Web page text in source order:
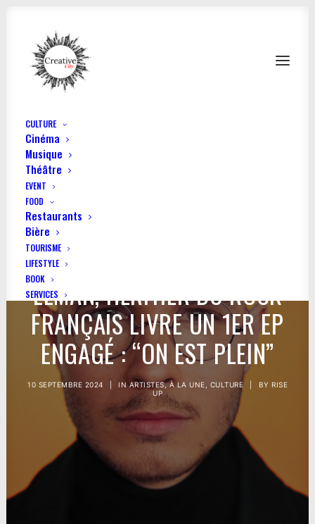
CULTURE
Cinéma
Musique
Théâtre
EVENT
FOOD
Restaurants
Bière
TOURISME
LIFESTYLE
BOOK
SERVICES
LÉMAN, HÉRITIER DU ROCK
FRANÇAIS LIVRE UN 1ER EP
ENGAGÉ : “ON EST PLEIN”
10 SEPTEMBRE 2024 INARTISTES,À LA UNE CULTURE BY RISE
UP